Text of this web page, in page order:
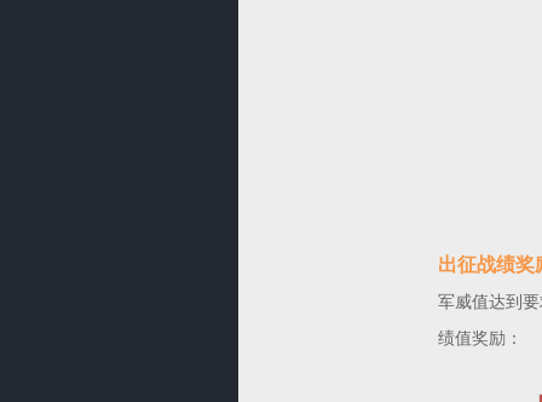
出征战绩奖
军威值达到
绩值奖励：